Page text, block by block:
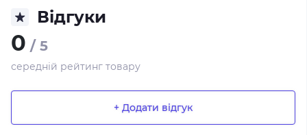
Відгуки
0 / 5
середній рейтинг товару
+ Додати відгук